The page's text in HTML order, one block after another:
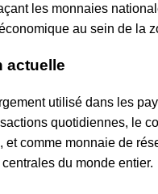
les monnaies
au sein de la
actuelle
utilisé dans les
quotidiennes, le
et comme monnaie de
du monde entier.